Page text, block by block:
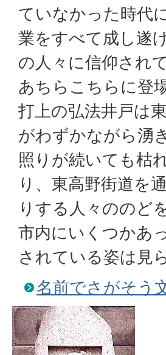
ていなかった時代
業をすべて成し遂
の人々に信仰され
あちらこちらに登
打上の弘法井戸は
がわずかながら湧
照りが続いても枯
り、東高野街道を
りする人々ののど
市内にいくつかあ
されている姿は見
名前でさがそう